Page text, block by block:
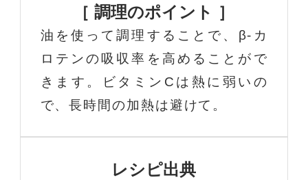
［ 調理のポイント ］
油を使って調理することで、β-カ
ロテンの吸収率を高めることがで
きます。ビタミンCは熱に弱いの
で、長時間の加熱は避けて。
レシピ出典